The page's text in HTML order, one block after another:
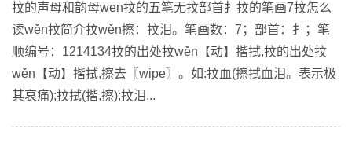
抆的声母和韵母wen抆的五笔无抆部首扌抆的笔画7抆怎么
读wěn抆简介抆wěn擦：抆泪。笔画数：7；部首：扌；笔
顺编号：1214134抆的出处抆wěn【动】揩拭,抆的出处抆
wěn【动】揩拭,擦去〖wipe〗。如:抆血(擦拭血泪。表示极
其哀痛);抆拭(揩,擦);抆泪...